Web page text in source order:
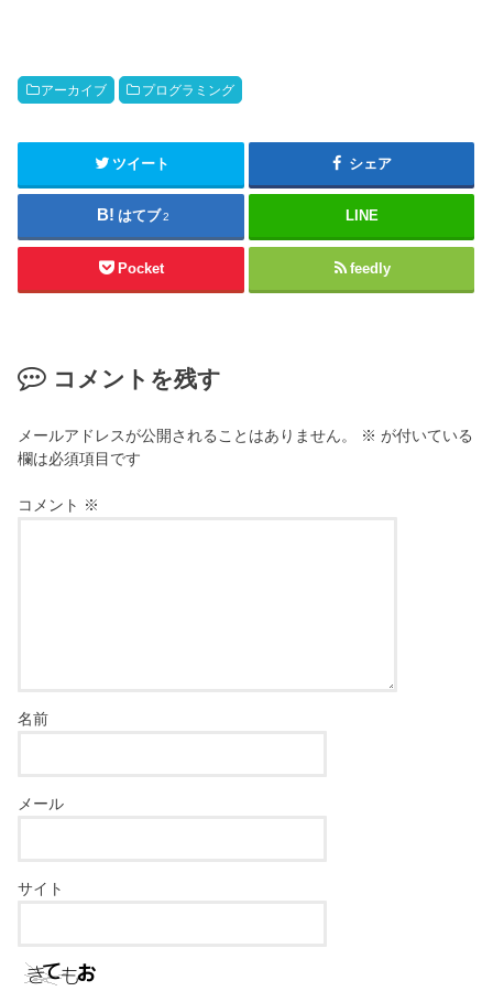
アーカイブ プログラミング
ツイート シェア
はてブ 2 LINE
Pocket feedly
コメントを残す
メールアドレスが公開されることはありません。 ※ が付いている
欄は必須項目です
コメント ※
名前
メール
サイト